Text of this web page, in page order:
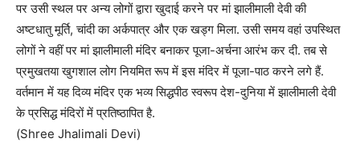
पर उसी स्थल पर अन्य लोगों द्वारा खुदाई करने पर मां झालीमाली देवी की
अष्टधातु मूर्ति, चांदी का अर्कपात्र और एक खड्ग मिला. उसी समय वहां उपस्थित
लोगों ने वहीं पर मां झालीमाली मंदिर बनाकर पूजा-अर्चना आरंभ कर दी. तब से
प्रमुखतया खुगशाल लोग नियमित रूप में इस मंदिर में पूजा-पाठ करने लगे हैं.
वर्तमान में यह दिव्य मंदिर एक भव्य सिद्धपीठ स्वरूप देश-दुनिया में झालीमाली देवी
के प्रसिद्ध मंदिरों में प्रतिष्ठापित है.
(Shree Jhalimali Devi)